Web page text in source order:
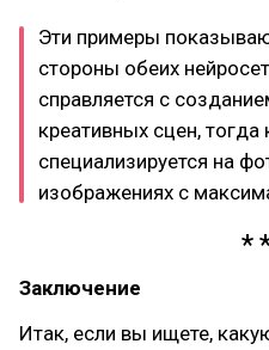
Эти примеры
стороны обеих
справляется с
креативных сцен, тогда
специализируется на
изображениях с
Заключение
Итак, если вы ищете,